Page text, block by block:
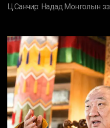
Ц.Санчир: Надад Монголын